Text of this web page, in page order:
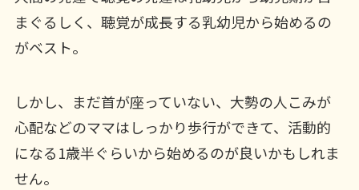
まぐるしく、聴覚が成長する乳幼児から始めるの
がベスト。
しかし、まだ首が座っていない、大勢の人こみが
心配などのママはしっかり歩行ができて、活動的
になる1歳半ぐらいから始めるのが良いかもしれま
せん。